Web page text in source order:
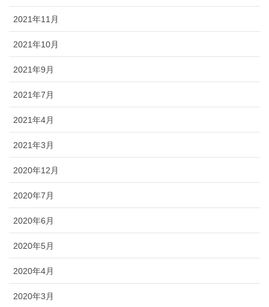
2021年11月
2021年10月
2021年9月
2021年7月
2021年4月
2021年3月
2020年12月
2020年7月
2020年6月
2020年5月
2020年4月
2020年3月